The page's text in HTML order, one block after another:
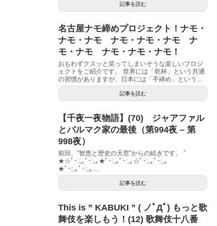
記事を読む
名古屋ナモ締めプロジェクト！ナモ・
ナモ・ナモ ナモ・ナモ・ナモ ナ
モ・ナモ ナモ・ナモ・ナモ！
おもわずクスッと笑ってしまいそうな楽しいプロジ
ェクトをご紹介です。 世界には「乾杯」という共通
の習慣がありますが、日本には「手締め」という...
記事を読む
【千夜一夜物語】(70) ジャアファル
とバルマク家の最後（第994夜 – 第
998夜）
前回、”智恵と歴史の天窓”からの続きです。 ﾟ
★☆ﾟ･:,｡ﾟ･:,｡★ﾟ･:,｡ﾟ･:,｡☆ﾟ･:,｡ﾟ･:,｡
★ﾟ･:,｡ﾟ･:,｡...
記事を読む
This is ” KABUKI ” ( ノﾟДﾟ) もっと歌
舞伎を楽しもう！(12) 歌舞伎十八番